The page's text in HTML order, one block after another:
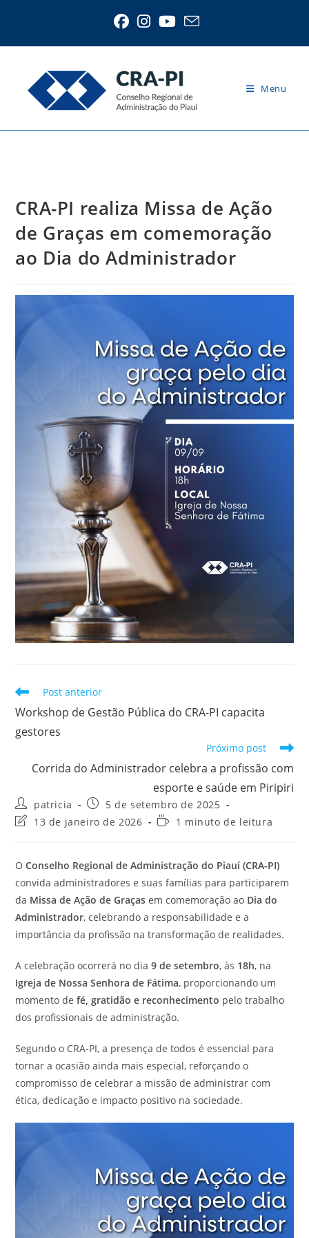
Menu
CRA-PI realiza Missa de Ação
de Graças em comemoração
ao Dia do Administrador
Leia
artigos
Post anterior
Workshop de Gestão Pública do CRA-PI capacita
gestores
Próximo post
Corrida do Administrador celebra a profissão com
esporte e saúde em Piripiri
Autor
do
post:
patricia
Post
publicado:
5 de setembro de 2025
Última
post:
13 de janeiro de 2026
Tempo1 minuto de leitura
OConselho Regional de Administração do Piauí (CRA-PI)
convida administradores e suas famílias para participarem
da Missa de Ação de Graças em comemoração ao Dia do
Administrador, celebrando a responsabilidade e a
importância da profissão na transformação de realidades.
A celebração ocorrerá no dia9 de setembro, às 18h, na
Igreja de Nossa Senhora de Fátima, proporcionando um
momento defé, gratidão e reconhecimento pelo trabalho
dos profissionais de administração.
Segundo o CRA-PI, a presença de todos é essencial para
tornar a ocasião ainda mais especial, reforçando o
compromisso de celebrar a missão de administrar com
ética, dedicação e impacto positivo na sociedade.